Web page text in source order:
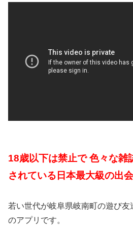
18歳以下は禁止で 色々な雑
されている日本最大級の出
若い世代が岐阜県岐南町の遊び
のアプリです。